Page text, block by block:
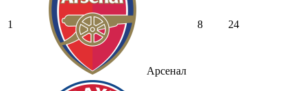
1
Арсенал
8 24